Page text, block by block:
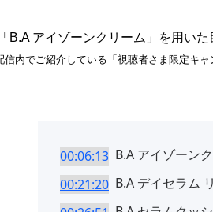
B.A アイゾーンクリーム」を用い
信内でご紹介している「視聴者さま限定キ
00:06:13 B.A アイゾーン
00:21:20 B.A デイセラム